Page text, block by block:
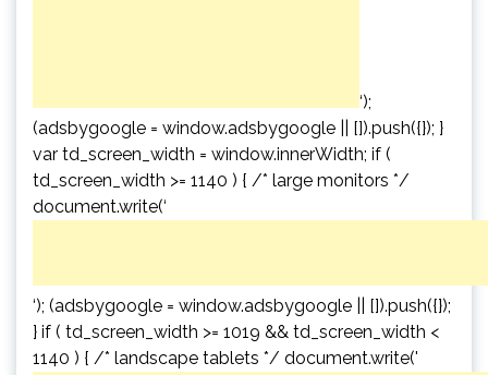
‘);
(adsbygoogle = window.adsbygoogle || []).push({}); }
var td_screen_width = window.innerWidth; if (
td_screen_width >= 1140 ) { /* large monitors */
document.write(‘
‘); (adsbygoogle = window.adsbygoogle || []).push({});
} if ( td_screen_width >= 1019 && td_screen_width <
1140 ) { /* landscape tablets */ document.write('